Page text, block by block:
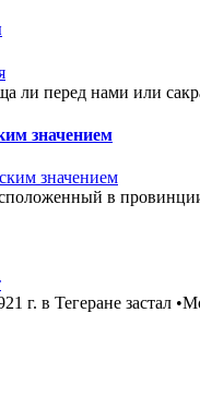
ли перед нами или
значением
в
г. в Тегеране застал